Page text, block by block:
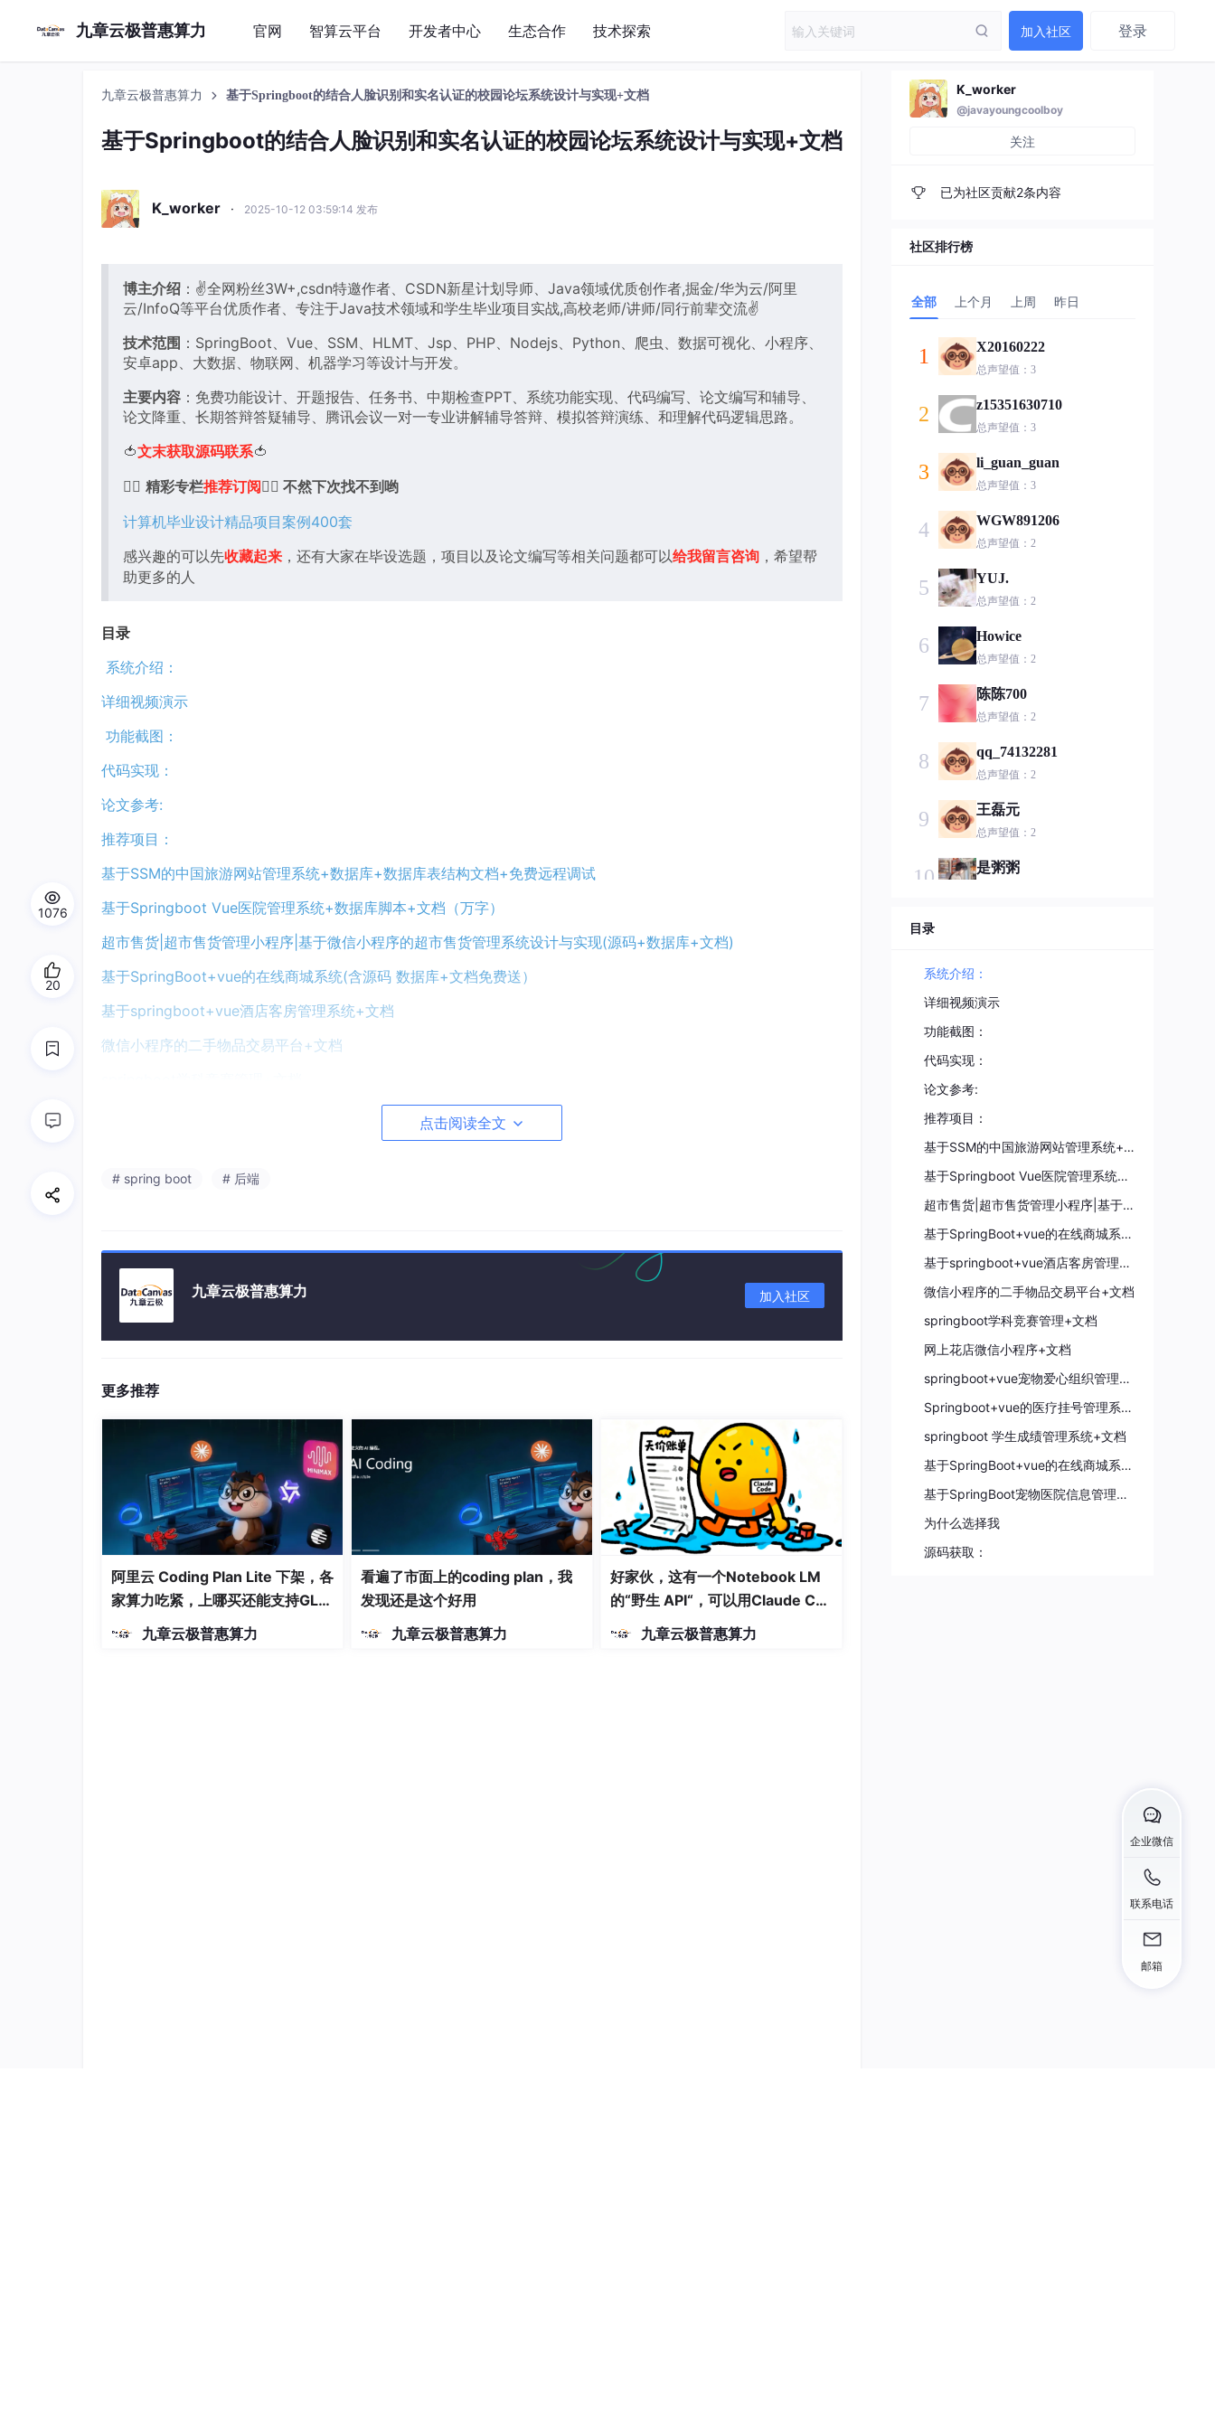
九章云极普惠算力 官网 智算云平台 开发者中心 生态合作 技术探索 加入社区 登录
九章云极普惠算力 基于Springboot的结合人脸识别和实名认证的校园论坛系统设计与实现+文档
基于Springboot的结合人脸识别和实名认证的校园论坛系统设计与实现+文档
K_worker · 2025-10-12 03:59:14 发布
博主介绍 ：✌全网粉丝3W+,csdn特邀作者、CSDN新星计划导师、Java领域优质创作者,掘金/华为云/阿里
云/InfoQ等平台优质作者、专注于Java技术领域和学生毕业项目实战,高校老师/讲师/同行前辈交流✌
技术范围 ：SpringBoot、Vue、SSM、HLMT、Jsp、PHP、Nodejs、Python、爬虫、数据可视化、小程序、
安卓app、大数据、物联网、机器学习等设计与开发。
主要内容 ：免费功能设计、开题报告、任务书、中期检查PPT、系统功能实现、代码编写、论文编写和辅导、
论文降重、长期答辩答疑辅导、腾讯会议一对一专业讲解辅导答辩、模拟答辩演练、和理解代码逻辑思路。
🍅文末获取源码联系🍅
👇🏻 精彩专栏推荐订阅👇🏻 不然下次找不到哟
计算机毕业设计精品项目案例400套
感兴趣的可以先收藏起来 ，还有大家在毕设选题，项目以及论文编写等相关问题都可以给我留言咨询 ，希望帮
助更多的人
目录
系统介绍：
详细视频演示
功能截图：
代码实现：
论文参考:
推荐项目：
基于SSM的中国旅游网站管理系统+数据库+数据库表结构文档+免费远程调试
基于Springboot Vue医院管理系统+数据库脚本+文档（万字）
超市售货|超市售货管理小程序|基于微信小程序的超市售货管理系统设计与实现(源码+数据库+文档)
基于SpringBoot+vue的在线商城系统(含源码 数据库+文档免费送）
基于springboot+vue酒店客房管理系统+文档
微信小程序的二手物品交易平台+文档
Springboot+vue的医疗挂号管理系统+数据库+报告+免费远程调试
基于SpringBoot+vue的在线商城系统+论文+免费远程调试
基于SpringBoot宠物医院信息管理系统【安装调试·代码讲解·文档报告】
为什么选择我
系统介绍：
当下，在信息技术得以快速发展之际，校园信息化建设在持续地向前推进，而校园论坛，作为一个重要的交流平台，
其作用正日益变得凸显起来。不过，传统的校园论坛存在着诸多的问题，像采用用户名和密码的登录方式，这其中安
全隐患是很大的，密码容易被破解或者被窃取，进而致使账号被盗用以及信息被泄露；还缺乏有效的实名认证机制，
由此使得虚假信息泛滥成灾，对校园网络秩序形成了干扰。与此同时，校园活动的组织管理也陷入了困境之中，人工
去处理活动的报名、签到，其效率是低下的，容易出现错误，并且存在着冒名顶替的现象。
就解决这些问题而言，本研究精心设计且切实实现了一个校园论坛系统，此系统将人脸识别与实名认证予以结合。该
系统以 Java Springboot 框架作为核心之所在，立足于 B/S 架构，凭借 MySQL 数据库来进行数据存储，并通过 ID
EA 开发平台得以完成开发。借由对接人脸识别接口，从而实现实名认证登录，这极大地提高了系统的安全性，切实
点击阅读全文
# spring boot # 后端
九章云极普惠算力 加入社区
更多推荐
阿里云 Coding Plan Lite 下架，各
家算力吃紧，上哪买还能支持GLM
-5和5.1的coding plan？_2026-
九章云极普惠算力
看遍了市面上的coding plan，我
发现还是这个好用
九章云极普惠算力
好家伙，这有一个Notebook LM
的“野生 API“，可以用Claude Co
de免费用 Google 大模型
九章云极普惠算力
1076
20
K_worker
@javayoungcoolboy
关注
已为社区贡献2条内容
社区排行榜
全部 上个月 上周 昨日
1 X20160222
总声望值：3
2 z15351630710
总声望值：3
3 li_guan_guan
总声望值：3
4 WGW891206
总声望值：2
5 YUJ.
总声望值：2
6 Howice
总声望值：2
7 陈陈700
总声望值：2
8 qq_74132281
总声望值：2
9 王磊元
总声望值：2
10 是粥粥
11
12 小肆.
总声望值：2
13 caicaififa
总声望值：2
14 2401_83643658
总声望值：2
15 不叫月红
总声望值：2
16 2401_87317256
总声望值：2
17 geiwooupao
总声望值：2
18 posedge up
总声望值：2
19 Taytaysu
总声望值：2
20 weixin_73911795
总声望值：2
21 weixin_45601328
总声望值：2
冰淇淋の泪
目录
系统介绍：
详细视频演示
功能截图：
代码实现：
论文参考:
推荐项目：
基于SSM的中国旅游网站管理系统+数据库+数据库表结构文档+免费远程调试
基于Springboot Vue医院管理系统+数据库脚本+文档（万字）
超市售货|超市售货管理小程序|基于微信小程序的超市售货管理系统设计与实现(源码+数据库+文档)
基于SpringBoot+vue的在线商城系统(含源码 数据库+文档免费送）
基于springboot+vue酒店客房管理系统+文档
微信小程序的二手物品交易平台+文档
springboot学科竞赛管理+文档
网上花店微信小程序+文档
springboot+vue宠物爱心组织管理系统附赠万字文档
Springboot+vue的医疗挂号管理系统+数据库+报告+免费远程调试
springboot 学生成绩管理系统+文档
基于SpringBoot+vue的在线商城系统+论文+免费远程调试
基于SpringBoot宠物医院信息管理系统【安装调试·代码讲解·文档报告】
为什么选择我
源码获取：
企业微信
联系电话
邮箱